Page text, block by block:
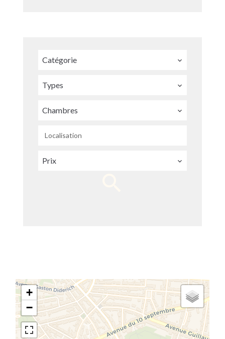
Catégorie
Types
Chambres
Localisation
Prix
+
−